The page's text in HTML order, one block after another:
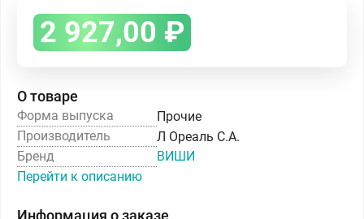
2 927,00 ₽
О товаре
Форма выпуска
Прочие
Производитель
Л Ореаль С.А.
Бренд
ВИШИ
Перейти к описанию
Информация о заказе